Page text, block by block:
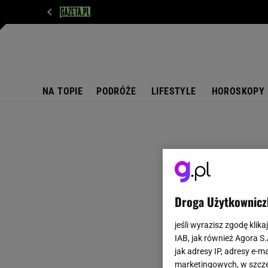
NA TOPIE PODRÓŻE LIFESTYLE HOROSKOPY
Droga
jeśli wyrazisz zgodę
IAB, jak również Agora
jak adresy IP, adresy e-
marketingowych, w